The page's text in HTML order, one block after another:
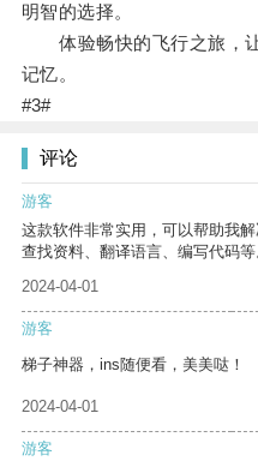
明智的选择。
体验畅快的飞行之旅，让
记忆。
#3#
评论
游客
这款软件非常实用，可以帮助我
查找资料、翻译语言、编写代码等
2024-04-01
游客
梯子神器，ins随便看，美美哒！
2024-04-01
游客